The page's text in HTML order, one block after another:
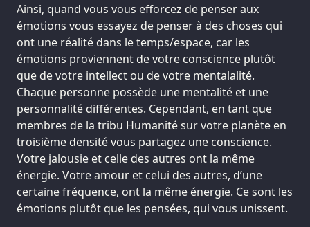
Ainsi, quand vous vous efforcez de penser aux
émotions vous essayez de penser à des choses qui
ont une réalité dans le temps/espace, car les
émotions proviennent de votre conscience plutôt
que de votre intellect ou de votre mentalalité.
Chaque personne possède une mentalité et une
personnalité différentes. Cependant, en tant que
membres de la tribu Humanité sur votre planète en
troisième densité vous partagez une conscience.
Votre jalousie et celle des autres ont la même
énergie. Votre amour et celui des autres, d’une
certaine fréquence, ont la même énergie. Ce sont les
émotions plutôt que les pensées, qui vous unissent.